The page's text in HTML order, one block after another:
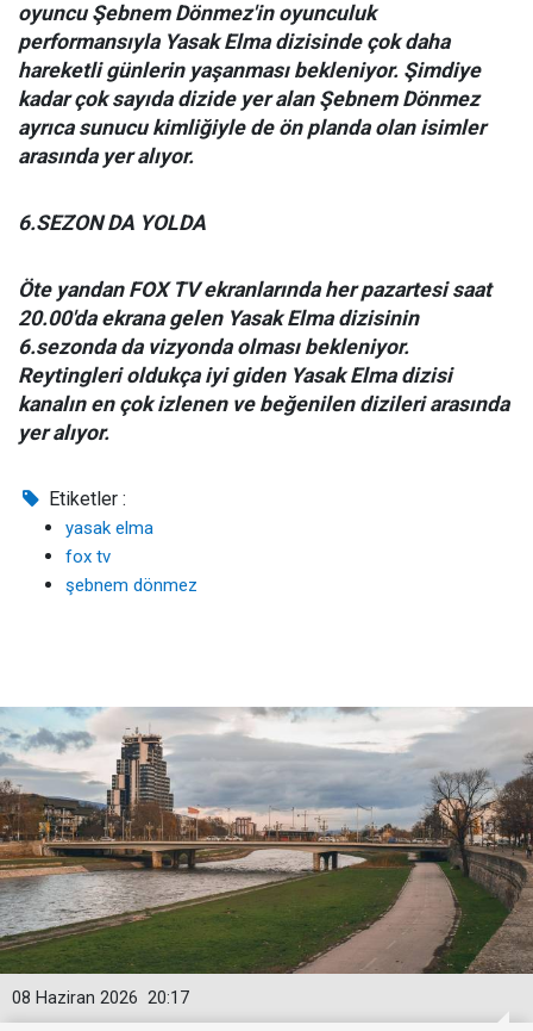
oyuncu Şebnem Dönmez'in oyunculuk
performansıyla Yasak Elma dizisinde çok daha
hareketli günlerin yaşanması bekleniyor. Şimdiye
kadar çok sayıda dizide yer alan Şebnem Dönmez
ayrıca sunucu kimliğiyle de ön planda olan isimler
arasında yer alıyor.
6.SEZON DA YOLDA
Öte yandan FOX TV ekranlarında her pazartesi saat
20.00'da ekrana gelen Yasak Elma dizisinin
6.sezonda da vizyonda olması bekleniyor.
Reytingleri oldukça iyi giden Yasak Elma dizisi
kanalın en çok izlenen ve beğenilen dizileri arasında
yer alıyor.
Etiketler :
yasak elma
fox tv
şebnem dönmez
20:17
08 Haziran 2026